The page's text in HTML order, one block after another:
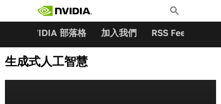
Toggle
Search
NVIDIA 部落格 加入我們 RSS Feeds
生成式人工智慧